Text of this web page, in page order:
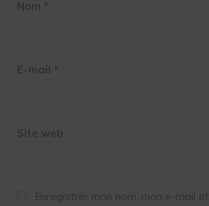
Nom *
E-mail *
Site web
Enregistrer mon nom, mon e-mail